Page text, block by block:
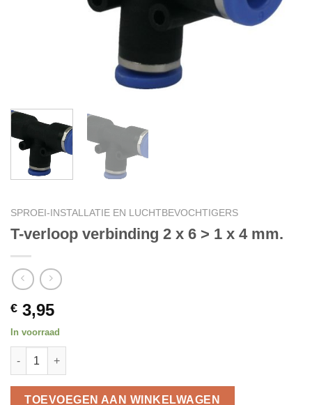
SPROEI-INSTALLATIE EN LUCHTBEVOCHTIGERS
T-verloop verbinding 2 x 6 > 1 x 4 mm.
€ 3,95
In voorraad
T-verloop verbinding 2 x 6 > 1 x 4 mm. quantity
TOEVOEGEN AAN WINKELWAGEN